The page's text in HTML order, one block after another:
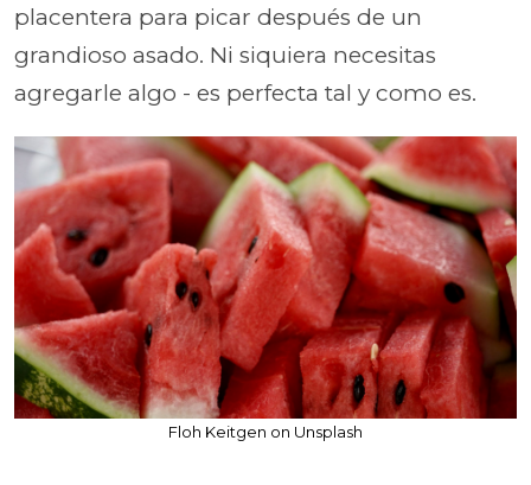
placentera para picar después de un
grandioso asado. Ni siquiera necesitas
agregarle algo - es perfecta tal y como es.
Floh Keitgen on Unsplash